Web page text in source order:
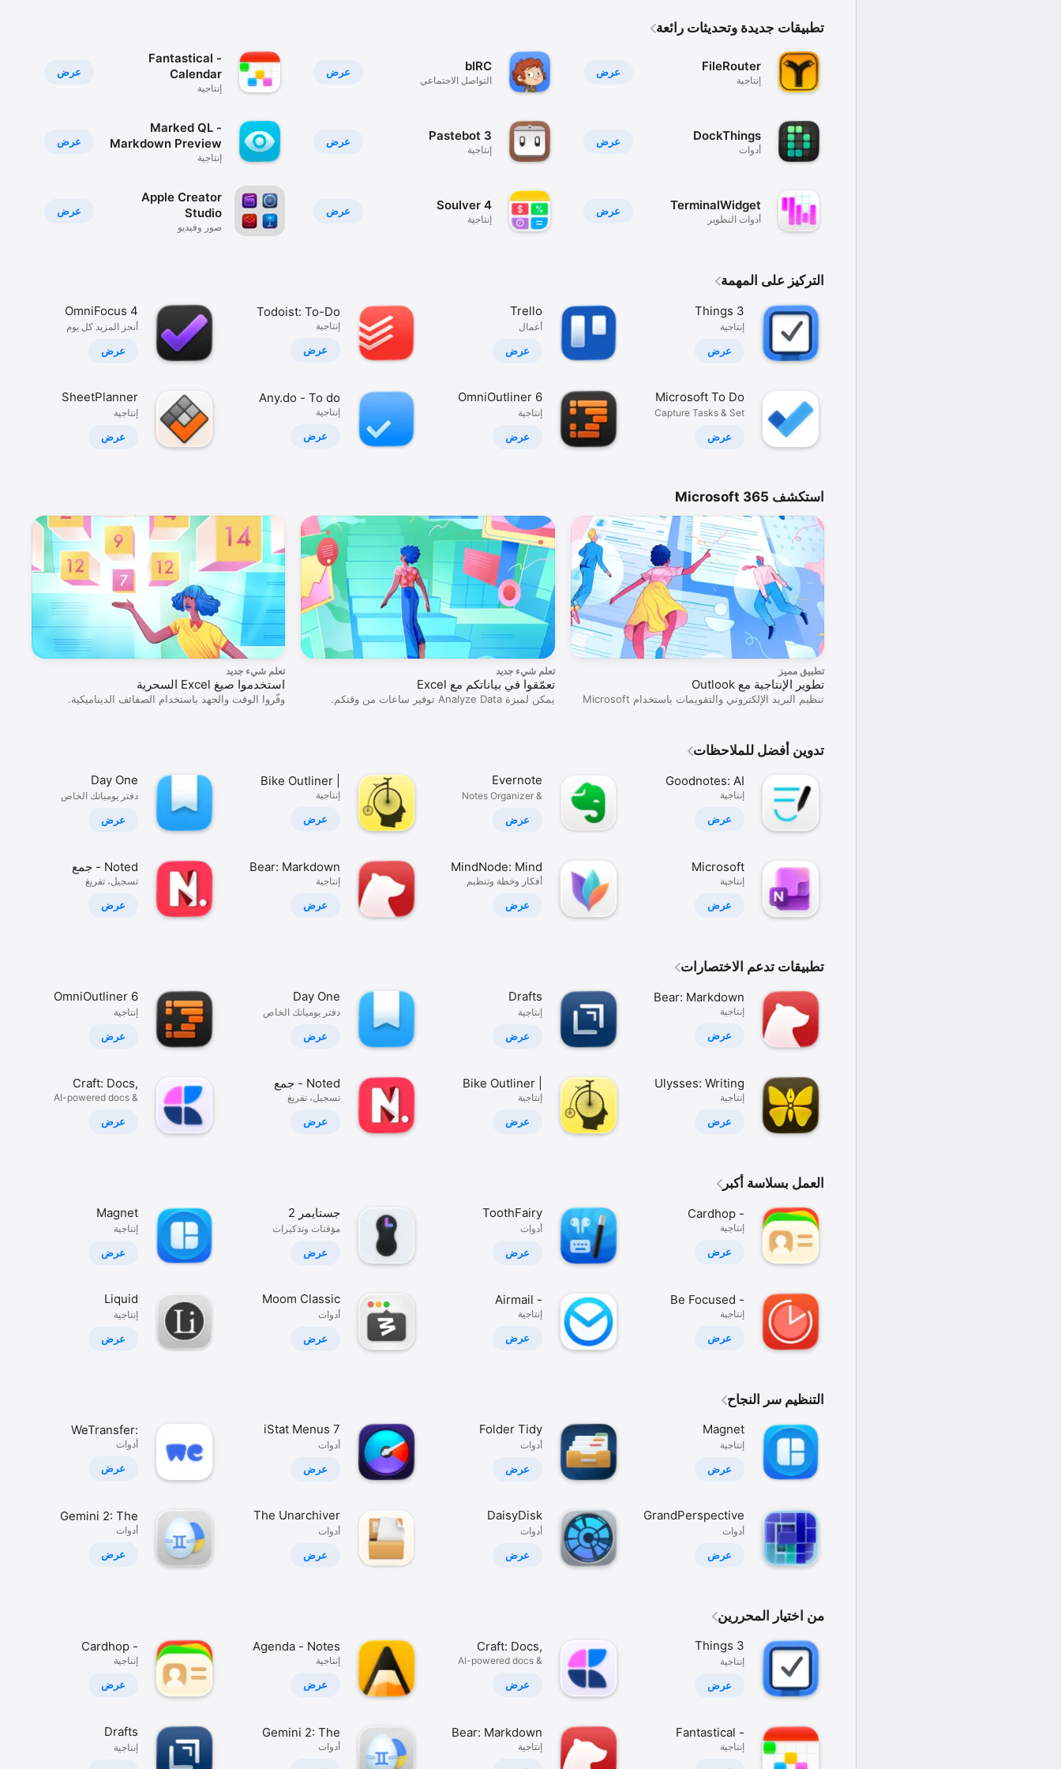
تطبيقات جديدة وتحديثات رائعة
عرض FileRouter
إنتاجية
عرض DockThings
أدوات
عرض TerminalWidget
أدوات التطوير
عرض bIRC
التواصل الاجتماعي
عرض Pastebot 3
إنتاجية
عرض Soulver 4
إنتاجية
عرض
Fantastical -
Calendar
إنتاجية
عرض
Marked QL -
Markdown Preview
إنتاجية
عرض
Apple Creator
Studio
صور وفيديو
التركيز على المهمة
Things 3
إنتاجية
عرض
Microsoft To Do
Capture Tasks & Set
عرض
Trello
أعمال
عرض
OmniOutliner 6
إنتاجية
عرض
Todoist: To-Do
List & Calendar
إنتاجية
عرض
Any.do - To do
list & Calendar
إنتاجية
عرض
OmniFocus 4
أنجز المزيد كل يومٍ
عرض
SheetPlanner
إنتاجية
عرض
استكشف Microsoft 365
تطبيق مميز
تطوير الإنتاجية مع Outlook
تنظيم البريد الإلكتروني والتقويمات باستخدام Microsoft
تعلم شيء جديد
تعمّقوا في بياناتكم مع Excel
يمكن لميزة Analyze Data توفير ساعات من وقتكم.
تعلم شيء جديد
استخدموا صيغ Excel السحرية
وفّروا الوقت والجهد باستخدام الصفائف الديناميكية.
تدوين أفضل للملاحظات
Goodnotes: AI
Notes, Docs,
إنتاجية
عرض
Microsoft
OneNote
إنتاجية
عرض
Evernote
Notes Organizer &
عرض
MindNode: Mind
Map & Outline
أفكار وخطة وتنظيم
عرض
Bike Outliner |
Writing App
إنتاجية
عرض
Bear: Markdown
Notes
إنتاجية
عرض
Day One
دفتر يومياتك الخاص
عرض
Noted - جمع
الصوت
تسجيل، تفريغ
عرض
تطبيقات تدعم الاختصارات
Bear: Markdown
Notes
إنتاجية
عرض
Ulysses: Writing
App
إنتاجية
عرض
Drafts
إنتاجية
عرض
Bike Outliner |
Writing App
إنتاجية
عرض
Day One
دفتر يومياتك الخاص
عرض
Noted - جمع
الصوت
تسجيل، تفريغ
عرض
OmniOutliner 6
إنتاجية
عرض
Craft: Docs,
Notes, Tasks &
AI-powered docs &
عرض
العمل بسلاسة أكبر
Cardhop -
Contacts
إنتاجية
عرض
Be Focused -
Pomodoro
إنتاجية
عرض
ToothFairy
أدوات
عرض
Airmail -
Lightning Fast
إنتاجية
عرض
جستايمر 2
مؤقتات وتذكيرات
عرض
Moom Classic
أدوات
عرض
Magnet
إنتاجية
عرض
Liquid
إنتاجية
عرض
التنظيم سر النجاح
Magnet
إنتاجية
عرض
GrandPerspective
أدوات
عرض
Folder Tidy
أدوات
عرض
DaisyDisk
أدوات
عرض
iStat Menus 7
أدوات
عرض
The Unarchiver
أدوات
عرض
WeTransfer:
Send Files
أدوات
عرض
Gemini 2: The
Duplicate Finder
أدوات
عرض
من اختيار المحررين
Things 3
إنتاجية
عرض
Fantastical -
Calendar
إنتاجية
Craft: Docs,
Notes, Tasks &
AI-powered docs &
عرض
Bear: Markdown
Notes
إنتاجية
Agenda - Notes
meets Calendar
إنتاجية
عرض
Gemini 2: The
Duplicate Finder
أدوات
Cardhop -
Contacts
إنتاجية
عرض
Drafts
إنتاجية